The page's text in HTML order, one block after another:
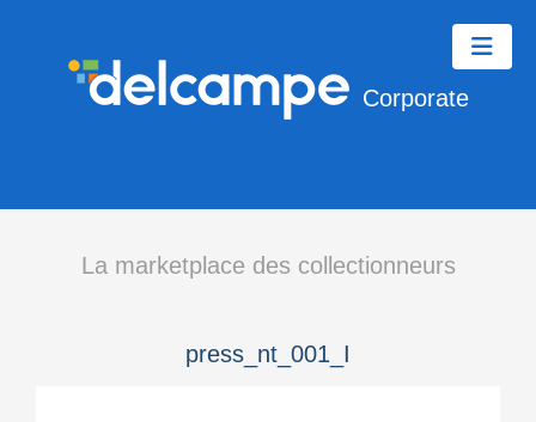
Corporate
La marketplace des collectionneurs
press_nt_001_I